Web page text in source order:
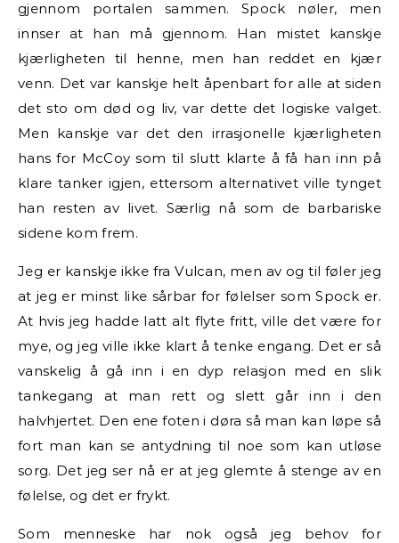
gjennom portalen sammen. Spock nøler, men
innser at han må gjennom. Han mistet kanskje
kjærligheten til henne, men han reddet en kjær
venn. Det var kanskje helt åpenbart for alle at siden
det sto om død og liv, var dette det logiske valget.
Men kanskje var det den irrasjonelle kjærligheten
hans for McCoy som til slutt klarte å få han inn på
klare tanker igjen, ettersom alternativet ville tynget
han resten av livet. Særlig nå som de barbariske
sidene kom frem.
Jeg er kanskje ikke fra Vulcan, men av og til føler jeg
at jeg er minst like sårbar for følelser som Spock er.
At hvis jeg hadde latt alt flyte fritt, ville det være for
mye, og jeg ville ikke klart å tenke engang. Det er så
vanskelig å gå inn i en dyp relasjon med en slik
tankegang at man rett og slett går inn i den
halvhjertet. Den ene foten i døra så man kan løpe så
fort man kan se antydning til noe som kan utløse
sorg. Det jeg ser nå er at jeg glemte å stenge av en
følelse, og det er frykt.
Som menneske har nok også jeg behov for